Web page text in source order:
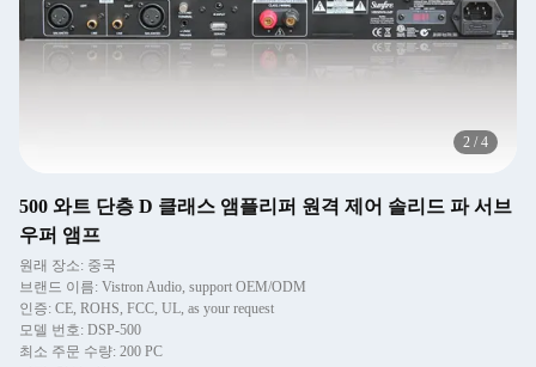
2 / 4
500 와트 단층 D 클래스 앰플리퍼 원격 제어 솔리드 파 서브
우퍼 앰프
원래 장소: 중국
브랜드 이름: Vistron Audio, support OEM/ODM
인증: CE, ROHS, FCC, UL, as your request
모델 번호: DSP-500
최소 주문 수량: 200 PC